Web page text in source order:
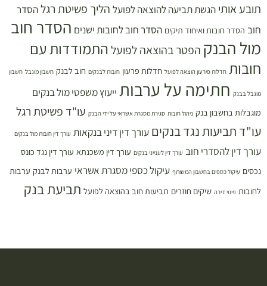
תובע אותי הגשת תביעה להוצאה לפועל הליך פשיטת רגל הסדר
חוב הסדר חובות ואיחוד תיקים הסדר חוב לחובות ישנים הסדר חוב
מול הבנק הפטר בהוצאה לפועל התמודדות עם
חובות חדלות פירעון הוצאה לפועל חדלות פרעון חובות לבנקים חוב לבנק חשבון מוגבל חשבון
מוגבל בבנק חתימה על ערבות ייעוץ משפטי מול בנקים
מוגבלות בחשבון בנק ניהול חובות סגירת מסגרת אשראי על ידי הבנק עו"ד פשיטת רגל
עו"ד תביעות נגד בנקים עורך דין דיני בנקאות עורך דין חובות מול בנקים
עורך דין להסדרי חוב עורך דין לענייני בנקים עורך דין משכנתא עורך דין נגד כונס
נכסים עיקול כספים בחשבון המשותף עיקול כספי מסגרת אשראי ערבות לבנק ערבות
לחובות פינוי דירה שיקים חוזרים תביעות חוב בהוצאה לפועל תביעת בנק